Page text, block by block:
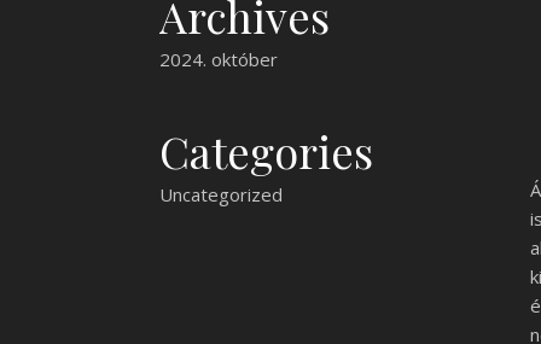
Archives
2024. október
Categories
Uncategorized